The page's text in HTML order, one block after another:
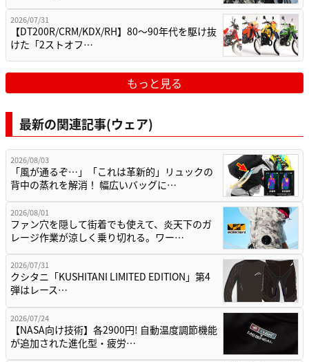
2026/07/31
【DT200R/CRM/KDX/RH】80〜90年代を駆け抜
けた「2ストオフ…
もっと見る
最新の関連記事(ウェア)
2026/08/03
「風が通るぞ…」「これは革新的」リュックの
背中の蒸れを解消！ 幅広いバッグに…
2026/08/01
ファン穴を隠して街着でも使えて、炎天下のガ
レージ作業が涼しく乗り切れる。ワー…
2026/07/31
クシタニ「KUSHITANI LIMITED EDITION」第4
弾はレース…
2026/07/24
【NASA向け技術】各2900円! 自動温度調節機能
が追加された進化型・疲労…